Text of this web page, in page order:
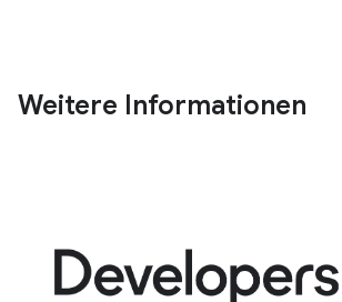
Weitere Informationen